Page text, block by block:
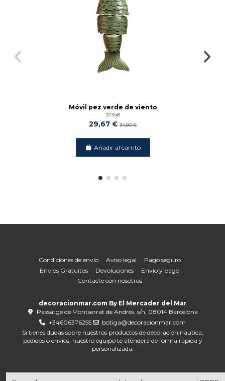
Móvil pez verde de viento
37348
29,67 €34,90 €
Añadir al carrito
Condiciones de envío Aviso legal
Pago seguro
Envíos Gratuitos
Devoluciones
Envío y pago
Contacte con nosotros
decoracionmar.com By El Mercader del Mar
Passatge de Montserrat de Andrés, s/n, 08014 Barcelona
+34606376255
botiga@decoracionmar.com
Si tienes dudas sobre nuestros productos de decoración náutica,
pedidos o envíos, nuestro equipo te atenderá de forma rápida y
personalizada.